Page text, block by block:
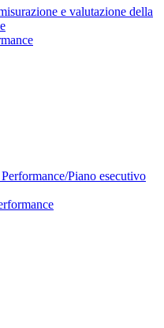
e valutazione della
Piano esecutivo